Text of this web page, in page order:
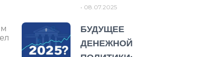
08.07.2025
БУДУЩЕЕ
ДЕНЕЖНОЙ